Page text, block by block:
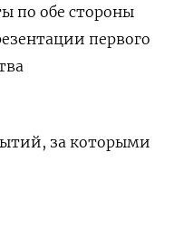
по обе стороны
первого
за которыми